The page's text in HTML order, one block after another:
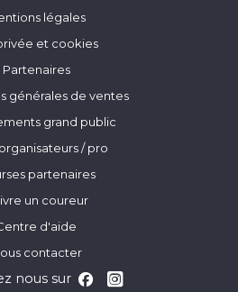
légales
et cookies
Partenaires
générales de ventes
grand public
/ pro
partenaires
un coureur
d'aide
contacter
nous sur